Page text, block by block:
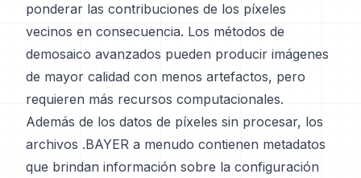
ponderar las contribuciones de los píxeles
vecinos en consecuencia. Los métodos de
demosaico avanzados pueden producir imágenes
de mayor calidad con menos artefactos, pero
requieren más recursos computacionales.
Además de los datos de píxeles sin procesar, los
archivos .BAYER a menudo contienen metadatos
que brindan información sobre la configuración